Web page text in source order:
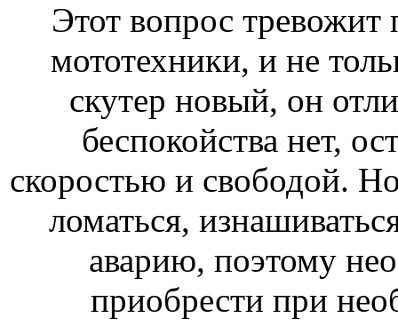
Этот вопрос тревожит
мототехники, и не
скутер новый, он
беспокойства нет,
скоростью и свободой.
ломаться,
аварию, поэтому
приобрести при